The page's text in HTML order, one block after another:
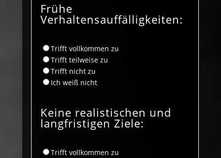
Frühe
Verhaltensauffälligkeiten:
Trifft vollkommen zu
Trifft teilweise zu
Trifft nicht zu
Ich weiß nicht
Keine realistischen und
langfristigen Ziele:
Trifft vollkommen zu